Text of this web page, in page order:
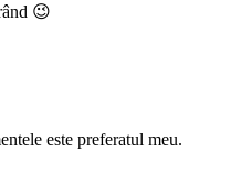
😉
este preferatul meu.